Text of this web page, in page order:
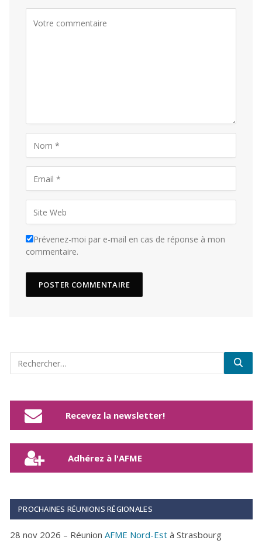
Prévenez-moi par e-mail en cas de réponse à mon
commentaire.
Recevez la newsletter!
Adhérez à l'AFME
PROCHAINES RÉUNIONS RÉGIONALES
28 nov 2026 – Réunion AFME Nord-Est à Strasbourg